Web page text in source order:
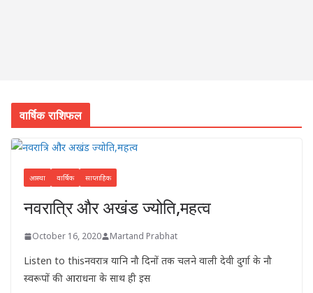
वार्षिक राशिफल
आस्था वार्षिक साप्ताहिक
नवरात्रि और अखंड ज्योति,महत्व
October 16, 2020 Martand Prabhat
Listen to thisनवरात्र यानि नौ दिनों तक चलने वाली देवी दुर्गा के नौ
स्वरूपों की आराधना के साथ ही इस